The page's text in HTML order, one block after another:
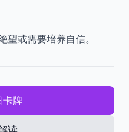
或需要培养自信。
卡牌